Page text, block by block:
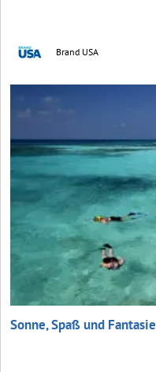
Brand USA
Sonne, Spaß und Fantasie